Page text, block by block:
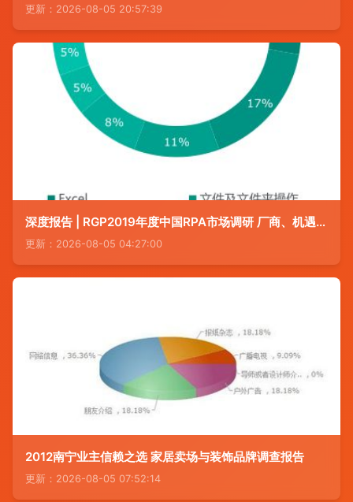
更新：2026-08-05 20:57:39
深度报告 | RGP2019年度中国RPA市场调研 厂商、机遇、规模、上升空间、市场反馈
更新：2026-08-05 04:27:00
2012南宁业主信赖之选 家居卖场与装饰品牌调查报告
更新：2026-08-05 07:52:14